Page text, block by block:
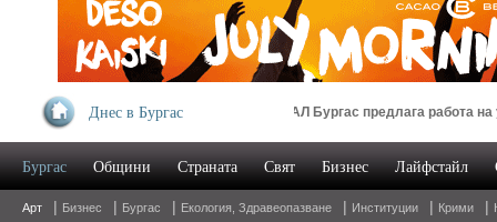
Днес в Бургас УМБАЛ Бургас предлага работа на
Oнлайн магазин за спални комплекти и
Бургас Общини Страната Свят Бизнес Лайфстайл
Арт | Бизнес | Бургас | Екология, Здравеопазване | Институции | Крими |